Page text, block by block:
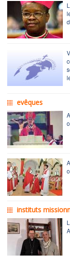
evêques
instituts